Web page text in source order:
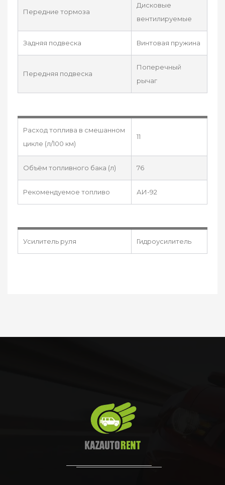
Передние тормоза
Дисковые
вентилируемые
Задняя подвеска Винтовая пружина
Передняя подвеска
Поперечный
рычаг
Расход топлива в смешанном
цикле (л/100 км)
11
Объём топливного бака (л) 76
Рекомендуемое топливо АИ-92
Усилитель руля Гидроусилитель